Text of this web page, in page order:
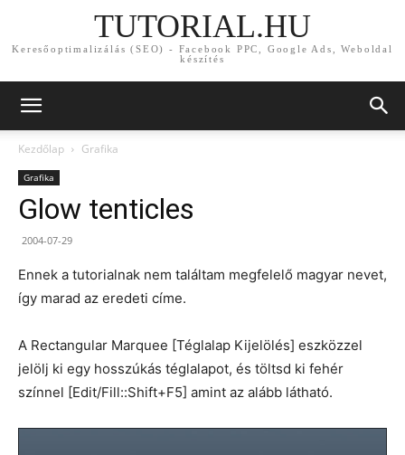
TUTORIAL.HU
Keresőoptimalizálás (SEO) - Facebook PPC, Google Ads, Weboldal
készítés
Kezdőlap Grafika
Grafika
Glow tenticles
2004-07-29
Ennek a tutorialnak nem találtam megfelelő magyar nevet,
így marad az eredeti címe.
A Rectangular Marquee [Téglalap Kijelölés] eszközzel
jelölj ki egy hosszúkás téglalapot, és töltsd ki fehér
színnel [Edit/Fill::Shift+F5] amint az alább látható.